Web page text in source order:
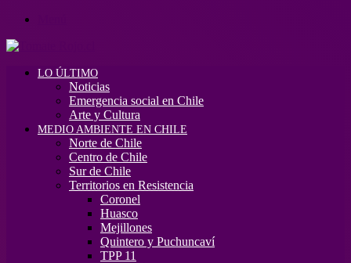
LO ÚLTIMO
Noticias
Emergencia social en Chile
Arte y Cultura
MEDIO AMBIENTE EN CHILE
Norte de Chile
Centro de Chile
Sur de Chile
Territorios en Resistencia
Coronel
Huasco
Mejillones
Quintero y Puchuncaví
TPP 11